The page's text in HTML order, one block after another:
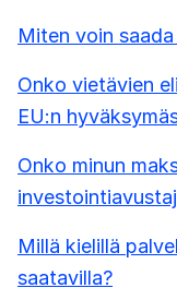
Miten voin
Onko vietävien
EU:n
Onko minun
Millä kielillä
saatavilla?